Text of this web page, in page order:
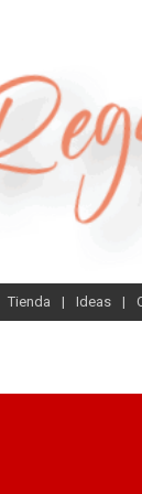
Tienda Ideas